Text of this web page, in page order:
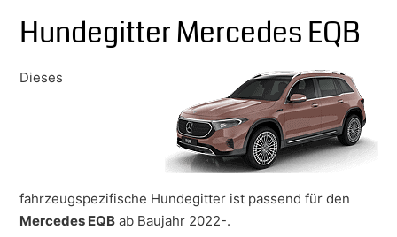
Hundegitter Mercedes EQB
Dieses
fahrzeugspezifische Hundegitter ist passend für den
Mercedes EQB ab Baujahr 2022-.